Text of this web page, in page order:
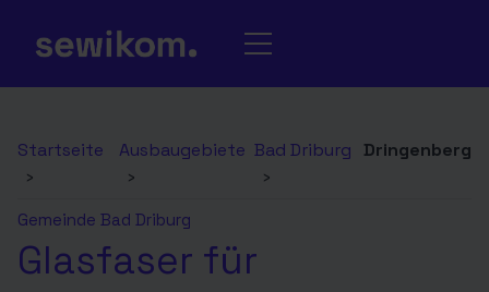
Startseite
›
Ausbaugebiete
›
Bad Driburg
›
Dringenberg
Gemeinde Bad Driburg
Glasfaser für